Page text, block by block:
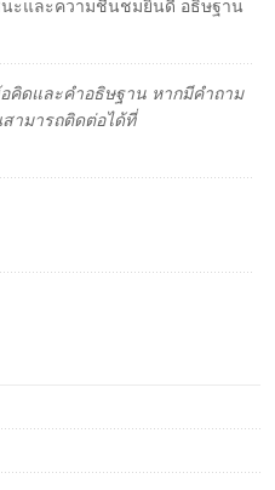
นะและความชื่นชมยินดี อธิษฐาน
คิดและคำอธิษฐาน หากมีคำถาม
ามารถติดต่อได้ที่